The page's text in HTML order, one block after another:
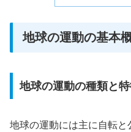
地球の運動の基本
地球の運動の種類と
地球の運動には主に自転